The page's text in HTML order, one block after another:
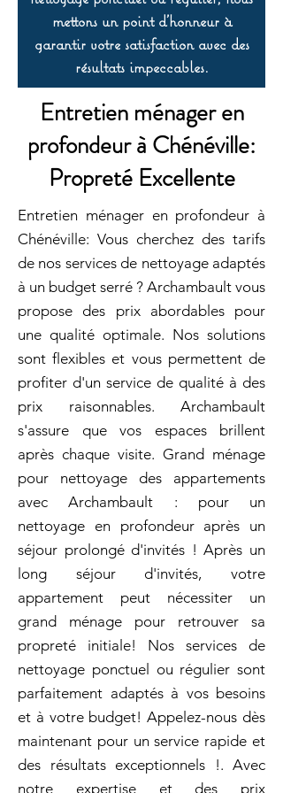
mettons un point d’honneur à
garantir votre satisfaction avec des
résultats impeccables.
Entretien ménager en
profondeur à Chénéville:
Propreté Excellente
Entretien ménager en profondeur à
Chénéville: Vous cherchez des tarifs
de nos services de nettoyage adaptés
à un budget serré ? Archambault vous
propose des prix abordables pour
une qualité optimale. Nos solutions
sont flexibles et vous permettent de
profiter d'un service de qualité à des
prix raisonnables. Archambault
s'assure que vos espaces brillent
après chaque visite. Grand ménage
pour nettoyage des appartements
avec Archambault : pour un
nettoyage en profondeur après un
séjour prolongé d'invités ! Après un
long séjour d'invités, votre
appartement peut nécessiter un
grand ménage pour retrouver sa
propreté initiale! Nos services de
nettoyage ponctuel ou régulier sont
parfaitement adaptés à vos besoins
et à votre budget! Appelez-nous dès
maintenant pour un service rapide et
des résultats exceptionnels !. Avec
notre expertise et des prix